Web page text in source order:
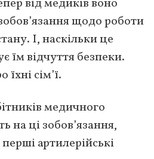
від медиків воно
щодо роботи
І, наскільки це
їм відчуття безпеки.
сім’ї.
медичного
на ці зобов’язання,
артилерійські